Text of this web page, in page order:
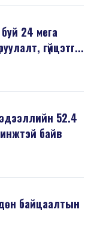
24 мега
гүйцэтг...
52.4
байв
байцаалтын